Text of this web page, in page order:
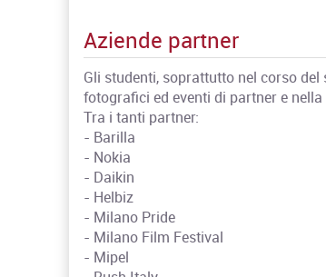
Aziende partner
Gli studenti, soprattutto nel corso
fotografici ed eventi di partner e
Tra i tanti partner:
- Barilla
- Nokia
- Daikin
- Helbiz
- Milano Pride
- Milano Film Festival
- Mipel